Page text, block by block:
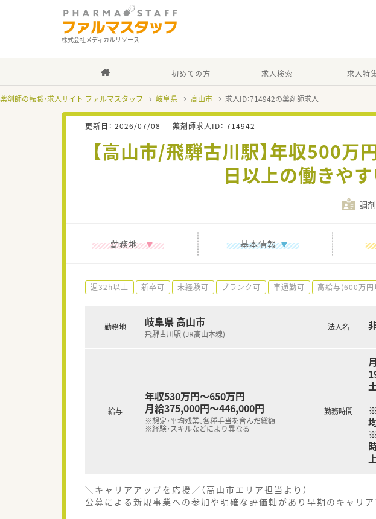
株式会社メディカルリソース
初めての方 求人検索 求人特
薬剤師の転職・求人サイト ファルマスタッフ 岐阜県 高山市 求人ID：714942の薬剤師求人
更新日： 2026/07/08 薬剤師求人ID： 714942
【高山市/飛騨古川駅】年収500
日以上の働きや
調
勤務地 基本情報
週32h以上 新卒可 未経験可 ブランク可 車通勤可 高給与(600万円
勤務地 岐阜県 高山市
飛騨古川駅 (JR高山本線)
給与
年収530万円～650万円
月給375,000円～446,000円
※想定・平均残業、各種手当を含んだ総額
※経験・スキルなどにより異なる
法人名
勤務時間
＼キャリアアップを応援／（高山市エリア担当より）
公募による新規事業への参加や明確な評価軸があり早期のキャリア